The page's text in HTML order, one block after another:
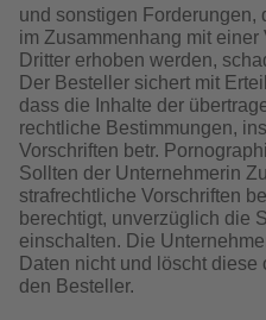
und sonstigen Forderungen,
im Zusammenhang mit
Dritter erhoben werden,
Der Besteller sichert mit
dass die Inhalte der
rechtliche Bestimmungen,
Vorschriften betr.
Sollten der Unternehmerin
strafrechtliche Vorschriften
berechtigt, unverzüglich die
einschalten. Die
Daten nicht und löscht
den Besteller.